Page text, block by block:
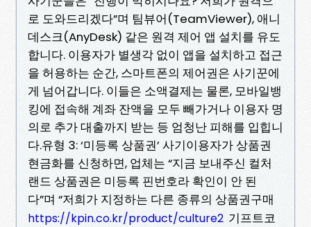
로 도와드리겠다”며 팀뷰어(TeamViewer), 애니
데스크(AnyDesk) 같은 원격 제어 앱 설치를 유도
합니다. 이용자가 별생각 없이 앱을 설치하고 접근
을 허용하는 순간, 스마트폰의 제어권은 사기꾼에
게 넘어갑니다. 이들은 소액결제는 물론, 모바일뱅
킹에 접속해 계좌 잔액을 모두 빼가거나 이용자 명
의로 추가 대출까지 받는 등 엄청난 피해를 입힙니
다.유형 3: ‘미등록 상품권’ 사기이용자가 상품권
현금화를 신청하면, 업체는 “지금 보내주신 컬처
랜드 상품권은 미등록 핀번호라 확인이 안 된
다”며 “저희가 지정하는 다른 종류의 상품권구매
https://kpin.co.kr/product/culture2 기프트코